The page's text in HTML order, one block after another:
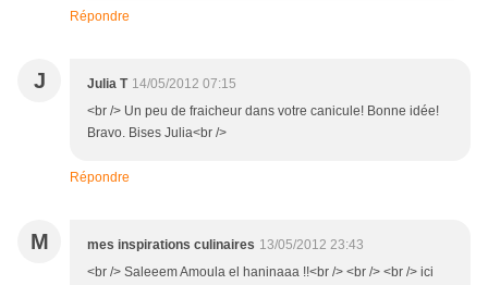
Répondre
J Julia T 14/05/2012 07:15
<br /> Un peu de fraicheur dans votre canicule! Bonne idée!
Bravo. Bises Julia<br />
Répondre
M mes inspirations culinaires 13/05/2012 23:43
<br /> Saleeem Amoula el haninaaa !!<br /> <br /> <br /> ici